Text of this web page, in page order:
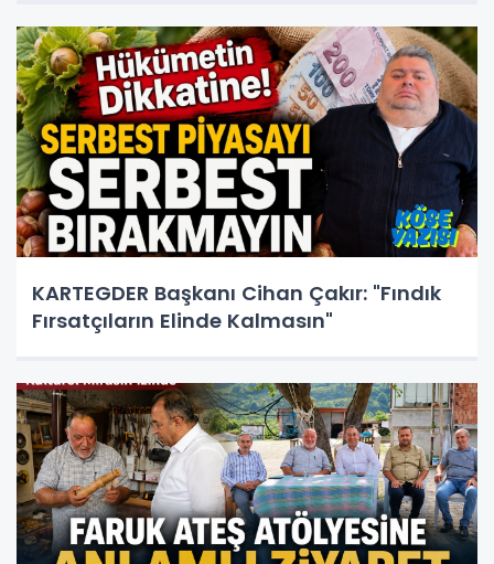
KARTEGDER Başkanı Cihan Çakır: "Fındık
Fırsatçıların Elinde Kalmasın"